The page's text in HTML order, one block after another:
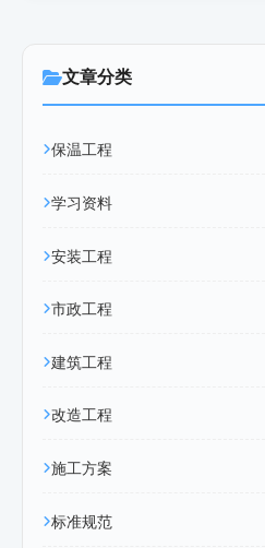
文章分类
保温工程
学习资料
安装工程
市政工程
建筑工程
改造工程
施工方案
标准规范